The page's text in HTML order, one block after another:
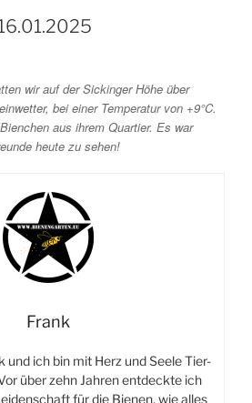
e
wir auf der Sickinger Höhe über
bei einer Temperatur von +9°C.
aus ihrem Quartier. Es war
heute zu sehen!
Frank
und ich bin mit Herz und Seele Tier-
über zehn Jahren entdeckte ich
für die Bienen, wie alles